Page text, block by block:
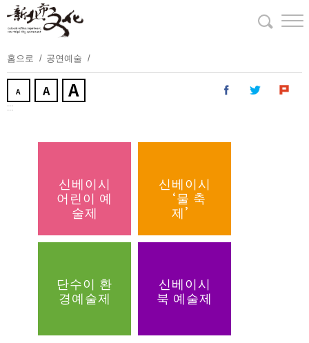
용
보
홈으로 공연예술
:::
신베이시
어린이 예
술제
신베이시
‘물 축
제’
단수이 환
경예술제
신베이시
북 예술제